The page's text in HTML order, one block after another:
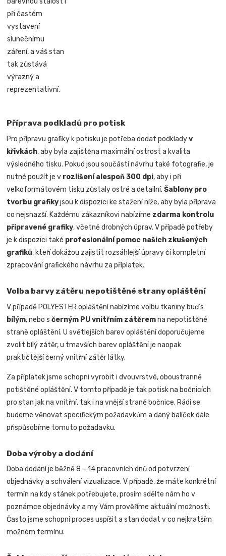
při častém
vystavení
slunečnímu
záření, a váš stan
tak zůstává
výrazný a
reprezentativní.
Příprava podkladů pro potisk
Pro přípravu grafiky k potisku je potřeba dodat podkladyv
křivkách, aby byla zajištěna maximální ostrost a kvalita
výsledného tisku. Pokud jsou součástí návrhu také fotografie, je
nutné použít je v rozlišení alespoň 300 dpi, aby i při
velkoformátovém tisku zůstaly ostré a detailní.Šablony pro
tvorbu grafikyjsou k dispozici ke stažení níže, aby byla příprava
co nejsnazší. Každému zákazníkovi nabízíme zdarma kontrolu
připravené grafiky, včetně drobných úprav. V případě potřeby
je k dispozici také profesionální pomoc našich zkušených
grafiků, kteří dokážou zajistit rozsáhlejší úpravy či kompletní
zpracování grafického návrhu za příplatek.
Volba barvy zátěru nepotištěné strany opláštění
V případě POLYESTER opláštění nabízíme volbu tkaniny buď s
bílým, nebo sčerným PU vnitřním zátěremna nepotištěné
straně opláštění. U světlejších barev opláštění doporučujeme
zvolit bílý zátěr, u tmavších barev opláštění je naopak
praktičtější černý vnitřní zátěr látky.
Za příplatek jsme schopni vyrobit i dvouvrstvé, oboustranně
potištěné opláštění. V tomto případě je tak potisk na bočnicích
pro stan jak na vnitřní, tak i na vnější straně bočnice. Rádi se
budeme věnovat specifickým požadavkům a daný balíček dále
přispůsobíme tomuto požadavku.
Doba výroby a dodání
Doba dodání je běžně 8 – 14 pracovních dnů od potvrzení
objednávky a schválení vizualizace. V případě, že máte konkrétní
termín na kdy stánek potřebujete, prosím sdělte nám ho v
poznámce objednávky a my Vám prověříme aktuální možnosti.
Často jsme schopni proces uspíšit a stan dodat v co nejkratším
možném termínu.